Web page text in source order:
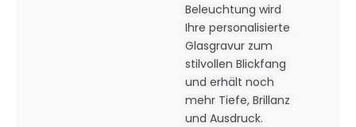
Beleuchtung wird
Ihre personalisierte
Glasgravur zum
stilvollen Blickfang
und erhält noch
mehr Tiefe, Brillanz
und Ausdruck.